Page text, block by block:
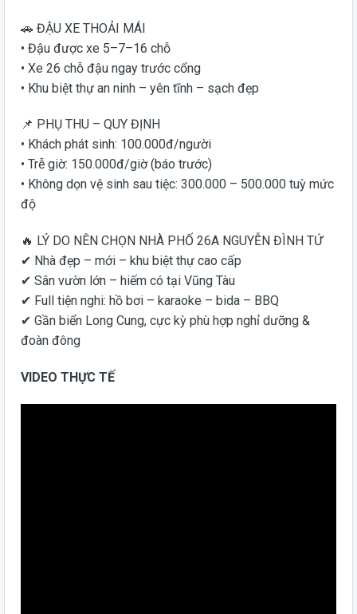
🚗 ĐẬU XE THOẢI MÁI
• Đậu được xe 5–7–16 chỗ
• Xe 26 chỗ đậu ngay trước cổng
• Khu biệt thự an ninh – yên tĩnh – sạch đẹp
📌 PHỤ THU – QUY ĐỊNH
• Khách phát sinh: 100.000đ/người
• Trễ giờ: 150.000đ/giờ (báo trước)
• Không dọn vệ sinh sau tiệc: 300.000 – 500.000 tuỳ mức
độ
🔥 LÝ DO NÊN CHỌN NHÀ PHỐ 26A NGUYỄN ĐÌNH TỨ
✔ Nhà đẹp – mới – khu biệt thự cao cấp
✔ Sân vườn lớn – hiếm có tại Vũng Tàu
✔ Full tiện nghi: hồ bơi – karaoke – bida – BBQ
✔ Gần biển Long Cung, cực kỳ phù hợp nghỉ dưỡng &
đoàn đông
VIDEO THỰC TẾ